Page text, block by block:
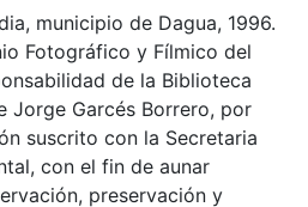
municipio de Dagua, 1996.
Fotográfico y Fílmico del
de la Biblioteca
Jorge Garcés Borrero, por
suscrito con la Secretaria
con el fin de aunar
preservación y